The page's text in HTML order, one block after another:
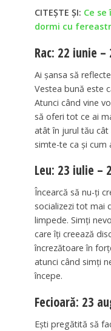
CITEȘTE ȘI: Ce
dormi cu
Rac: 22 iunie
Ai șansa să
Vestea bună este
Atunci când vine
să oferi tot ce ai
atât în jurul tău cât
simte-te ca și cum
Leu: 23 iulie –
Încearcă să nu-ți
socializezi tot mai
limpede. Simți
care îți creează
încrezătoare în
atunci când simți
începe.
Fecioară: 23
Ești pregătită să